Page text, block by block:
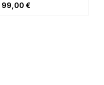
99,00 €